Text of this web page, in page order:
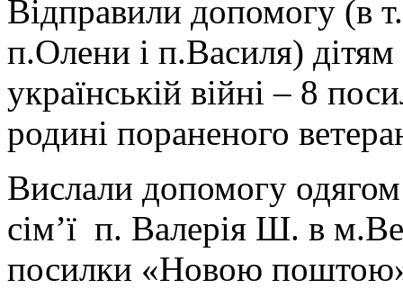
Відправили допомогу (в
п.Олени і п.Василя) дітям
українській війні – 8
родині пораненого
Вислали допомогу одягом
сім’ї п. Валерія Ш. в
посилки «Новою